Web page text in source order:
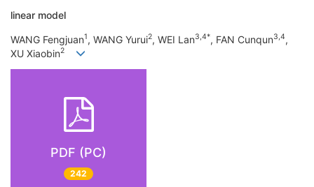
linear model
WANG Fengjuan1, WANG Yurui2, WEI Lan3,4*, FAN Cunqun3,4,
XU Xiaobin2
PDF (PC)
242